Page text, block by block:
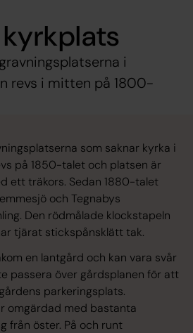
i
revs i mitten på 1800-
som saknar kyrka i
på 1850-talet och platsen är
ett träkors. Sedan 1880-talet
och Tegnabys
Den rödmålade klockstapeln
tjärat stickspånsklätt tak.
en lantgård och kan vara svår
passera över gårdsplanen för att
parkeringsplats.
omgärdad med bastanta
från öster. På och runt